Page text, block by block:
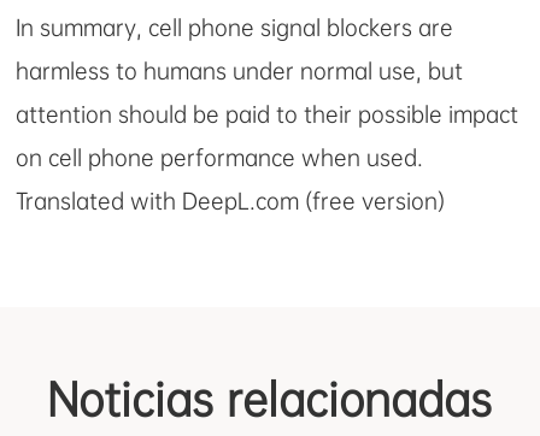
In summary, cell phone signal blockers are
harmless to humans under normal use, but
attention should be paid to their possible impact
on cell phone performance when used.
Translated with DeepL.com (free version)
Noticias relacionadas